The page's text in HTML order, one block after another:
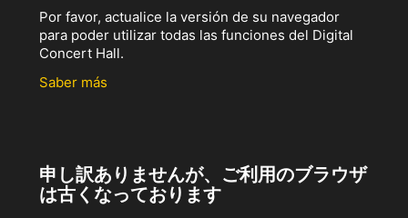
Por favor, actualice la versión de su navegador
para poder utilizar todas las funciones del Digital
Concert Hall.
Saber más
申し訳ありませんが、ご利用のブラウザ
は古くなっております